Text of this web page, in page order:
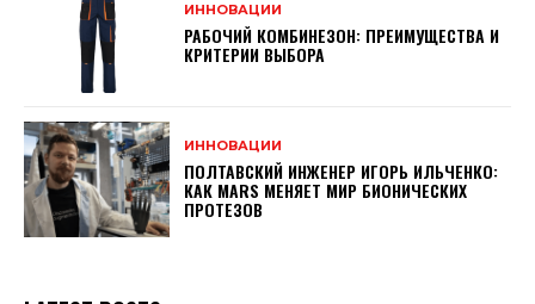
ИННОВАЦИИ
РАБОЧИЙ КОМБИНЕЗОН: ПРЕИМУЩЕСТВА И
КРИТЕРИИ ВЫБОРА
ИННОВАЦИИ
ПОЛТАВСКИЙ ИНЖЕНЕР ИГОРЬ ИЛЬЧЕНКО:
КАК MARS МЕНЯЕТ МИР БИОНИЧЕСКИХ
ПРОТЕЗОВ